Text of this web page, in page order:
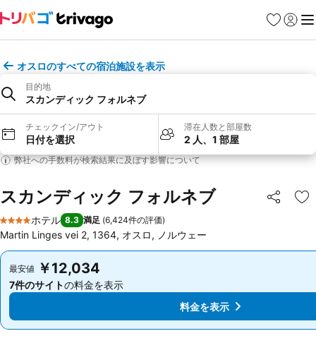
お気に入り
ログイ
メ
オスロのすべての宿泊施設を表示
目的地
スカンディック フォルネブ
チェックイン/アウト
日付を選択
滞在人数と部屋数
2 人、1 部屋
弊社への手数料が検索結果に及ぼす影響について
スカンディック フォルネブ シェア
お
4 ホテルのランク
ホテル 8.3 満足 (6,424件の評価)
Martin Linges vei 2, 1364, オスロ, ノルウェー
最安値 ￥12,034
7件のサイトの料金を表示
最安値 ￥12,034
7件のサイトの料金を表示
料金を表示